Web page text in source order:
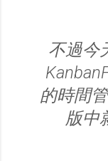
不過今
的時間
版中